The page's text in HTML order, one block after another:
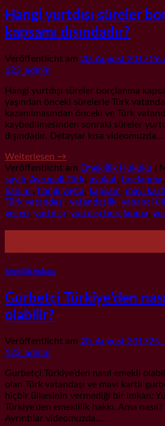
Hangi yurtdışı süreler
kapsamı dışındadır?
Veröffentlicht am 20. August 201719.
123_admin
Hangi yurtdışı süreler borçlanma
yaşından önceki sürelerle Türk
kazanılmasından önceki ve Türk
kaybedilmesinden sonraki süreler
dışındadır. Detaylar kısa videomuzda…
Weiterlesen →
Veröffentlicht am Emeklilik Hukuku
sayılı, Avrupali Türk, avukat, boclanma,
hanımı, hangi yaşta, kapsam, mavi
Türk vatandaşı, vatandaslik, yabanci
gecen, yurtdışı, yurtdışı borçlanma,
Emeklilik Hukuku
Gurbetçi Türkiye’den
olabilir?
Veröffentlicht am 20. August 201725.
123_admin
Gurbetçi Türkiye’den nasıl emekli
olan Türk vatandaşı ve mavi kartlı
hiçbir ülkesinin vermediği bir imkan:
Türkiye’den emeklilik hakkı. Ama
Ayrıntılar videomuzda…